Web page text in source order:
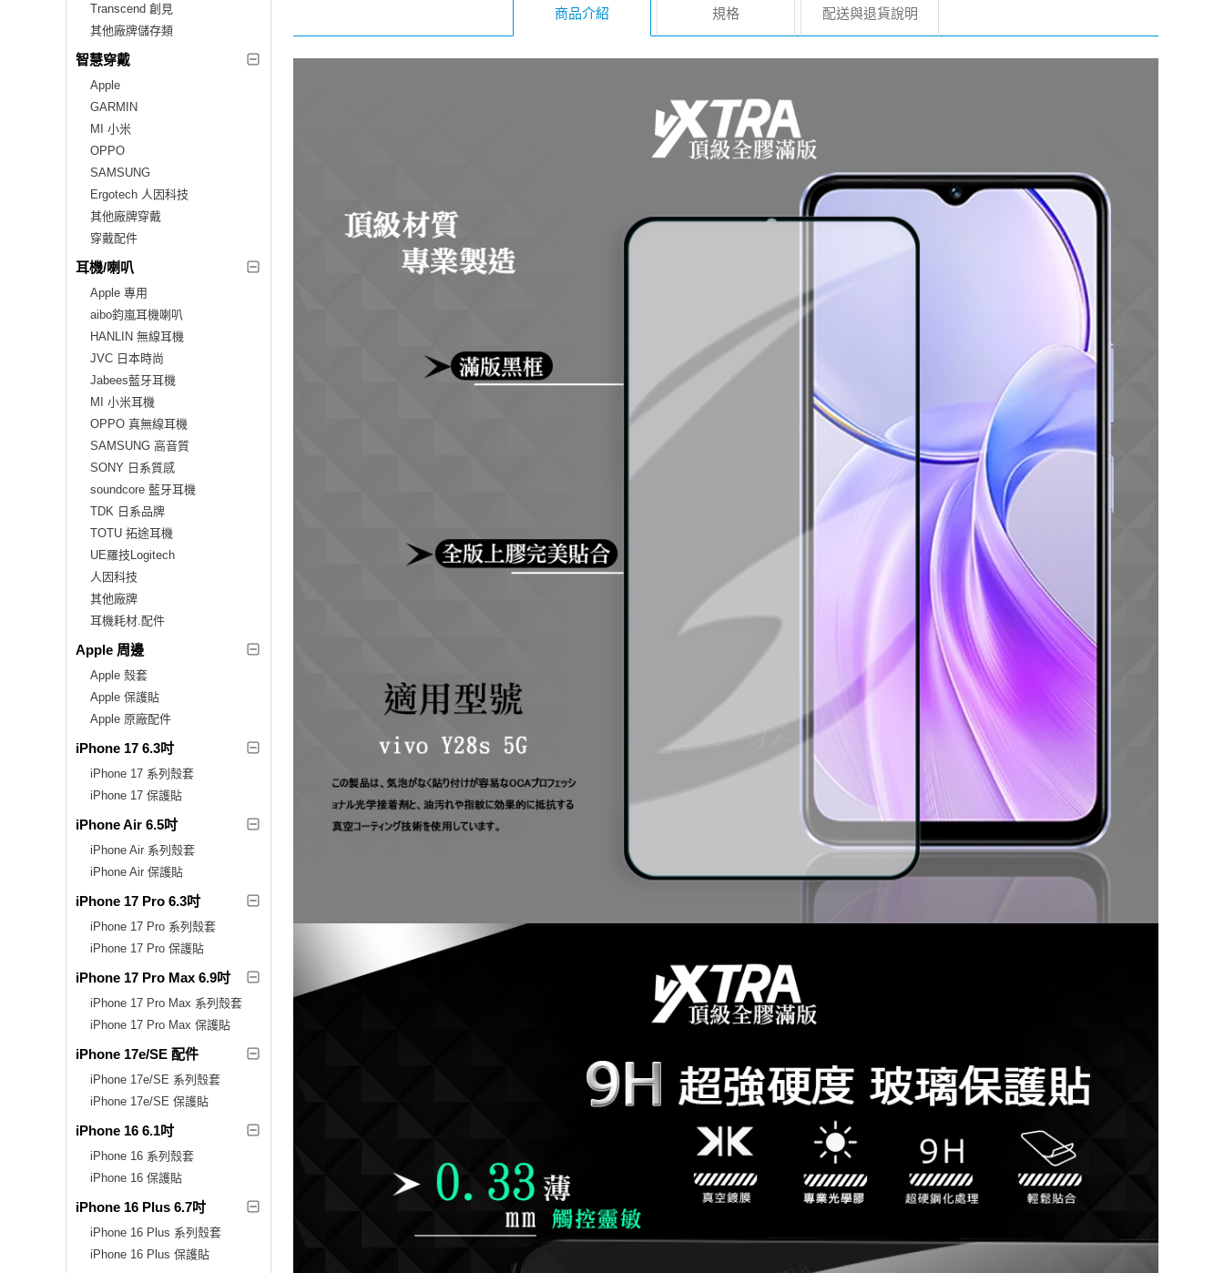
Transcend 創見
其他廠牌儲存類
智慧穿戴
Apple
GARMIN
MI 小米
OPPO
SAMSUNG
Ergotech 人因科技
其他廠牌穿戴
穿戴配件
耳機/喇叭
Apple 專用
aibo鈞嵐耳機喇叭
HANLIN 無線耳機
JVC 日本時尚
Jabees藍牙耳機
MI 小米耳機
OPPO 真無線耳機
SAMSUNG 高音質
SONY 日系質感
soundcore 藍牙耳機
TDK 日系品牌
TOTU 拓途耳機
UE羅技Logitech
人因科技
其他廠牌
耳機耗材.配件
Apple 周邊
Apple 殼套
Apple 保護貼
Apple 原廠配件
iPhone 17 6.3吋
iPhone 17 系列殼套
iPhone 17 保護貼
iPhone Air 6.5吋
iPhone Air 系列殼套
iPhone Air 保護貼
iPhone 17 Pro 6.3吋
iPhone 17 Pro 系列殼套
iPhone 17 Pro 保護貼
iPhone 17 Pro Max 6.9吋
iPhone 17 Pro Max 系列殼套
iPhone 17 Pro Max 保護貼
iPhone 17e/SE 配件
iPhone 17e/SE 系列殼套
iPhone 17e/SE 保護貼
iPhone 16 6.1吋
iPhone 16 系列殼套
iPhone 16 保護貼
iPhone 16 Plus 6.7吋
iPhone 16 Plus 系列殼套
iPhone 16 Plus 保護貼
商品介紹 規格 配送與退貨說明